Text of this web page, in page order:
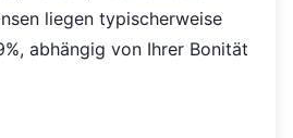
liegen typischerweise
abhängig von Ihrer Bonität